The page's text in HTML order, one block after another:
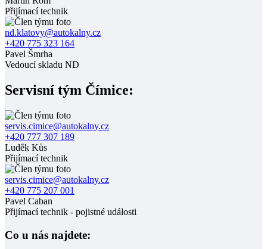
Přijímací technik
nd.klatovy@autokalny.cz
+420 775 323 164
Pavel Šmrha
Vedoucí skladu ND
Servisní tým Čímice:
servis.cimice@autokalny.cz
+420 777 307 189
Luděk Kůs
Přijímací technik
servis.cimice@autokalny.cz
+420 775 207 001
Pavel Caban
Přijímací technik - pojistné události
Co u nás najdete: